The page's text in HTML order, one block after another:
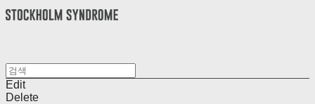
Edit
Delete